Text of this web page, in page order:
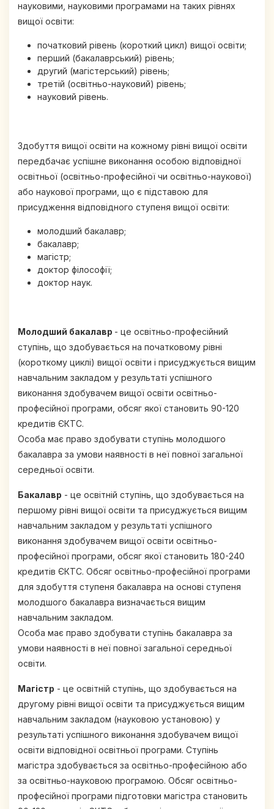
науковими, науковими програмами на таких рівнях
вищої освіти:
початковий рівень (короткий цикл) вищої освіти;
перший (бакалаврський) рівень;
другий (магістерський) рівень;
третій (освітньо-науковий) рівень;
науковий рівень.
Здобуття вищої освіти на кожному рівні вищої освіти
передбачає успішне виконання особою відповідної
освітньої (освітньо-професійної чи освітньо-наукової)
або наукової програми, що є підставою для
присудження відповідного ступеня вищої освіти:
молодший бакалавр;
бакалавр;
магістр;
доктор філософії;
доктор наук.
Молодший бакалавр - це освітньо-професійний
ступінь, що здобувається на початковому рівні
(короткому циклі) вищої освіти і присуджується вищим
навчальним закладом у результаті успішного
виконання здобувачем вищої освіти освітньо-
професійної програми, обсяг якої становить 90-120
кредитів ЄКТС.
Особа має право здобувати ступінь молодшого
бакалавра за умови наявності в неї повної загальної
середньої освіти.
Бакалавр - це освітній ступінь, що здобувається на
першому рівні вищої освіти та присуджується вищим
навчальним закладом у результаті успішного
виконання здобувачем вищої освіти освітньо-
професійної програми, обсяг якої становить 180-240
кредитів ЄКТС. Обсяг освітньо-професійної програми
для здобуття ступеня бакалавра на основі ступеня
молодшого бакалавра визначається вищим
навчальним закладом.
Особа має право здобувати ступінь бакалавра за
умови наявності в неї повної загальної середньої
освіти.
Магістр - це освітній ступінь, що здобувається на
другому рівні вищої освіти та присуджується вищим
навчальним закладом (науковою установою) у
результаті успішного виконання здобувачем вищої
освіти відповідної освітньої програми. Ступінь
магістра здобувається за освітньо-професійною або
за освітньо-науковою програмою. Обсяг освітньо-
професійної програми підготовки магістра становить